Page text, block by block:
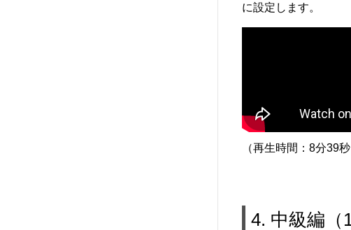
に設定します。
（再生時間：8分39秒
4. 中級編（